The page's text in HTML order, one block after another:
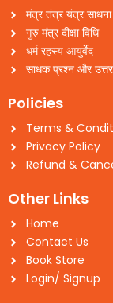
मंत्र तंत्र यंत्र साधना
गुरु मंत्र दीक्षा विधि
धर्म रहस्य आयुर्वेद
साधक प्रश्न और
Policies
Terms &
Privacy Policy
Refund &
Other Links
Home
Contact Us
Book Store
Login/ Signup